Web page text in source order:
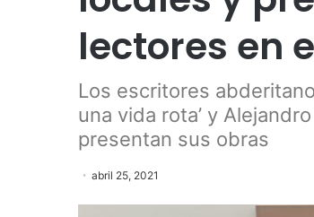
lectores en
Los escritores
una vida rota’ y
presentan sus obras
abril 25, 2021